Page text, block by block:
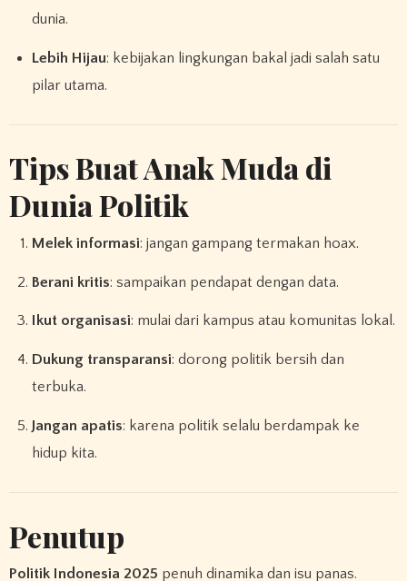
dunia.
Lebih Hijau: kebijakan lingkungan bakal jadi salah satu
pilar utama.
Tips Buat Anak Muda di
Dunia Politik
Melek informasi: jangan gampang termakan hoax.
Berani kritis: sampaikan pendapat dengan data.
Ikut organisasi: mulai dari kampus atau komunitas lokal.
Dukung transparansi: dorong politik bersih dan
terbuka.
Jangan apatis: karena politik selalu berdampak ke
hidup kita.
Penutup
Politik Indonesia 2025 penuh dinamika dan isu panas.